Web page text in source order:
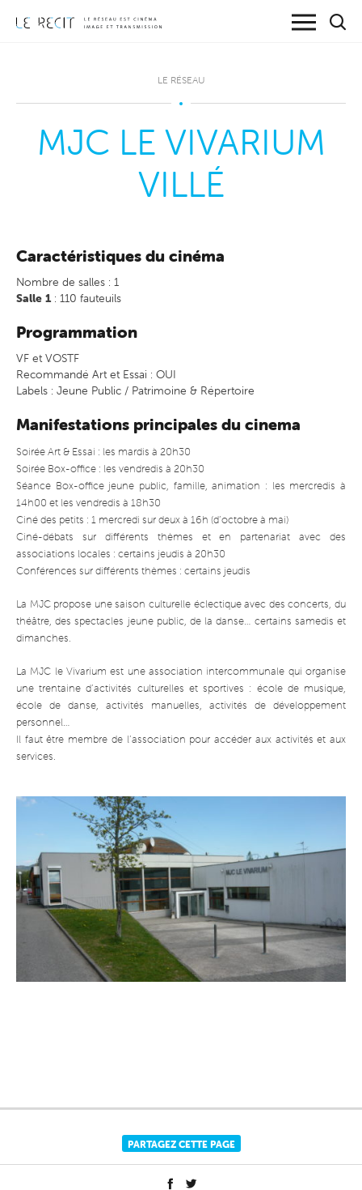
LE RÉSEAU
MJC LE VIVARIUM
VILLÉ
Caractéristiques du cinéma
Nombre de salles : 1
Salle 1: 110 fauteuils
Programmation
VF et VOSTF
Recommandé Art et Essai : OUI
Labels : Jeune Public / Patrimoine & Répertoire
Manifestations principales du cinema
Soirée Art & Essai : les mardis à 20h30
Soirée Box-office : les vendredis à 20h30
Séance Box-office jeune public, famille, animation : les mercredis à
14h00 et les vendredis à 18h30
Ciné des petits : 1 mercredi sur deux à 16h (d’octobre à mai)
Ciné-débats sur différents thèmes et en partenariat avec des
associations locales : certains jeudis à 20h30
Conférences sur différents thèmes : certains jeudis
La MJC propose une saison culturelle éclectique avec des concerts, du
théâtre, des spectacles jeune public, de la danse… certains samedis et
dimanches.
La MJC le Vivarium est une association intercommunale qui organise
une trentaine d’activités culturelles et sportives : école de musique,
école de danse, activités manuelles, activités de développement
personnel…
Il faut être membre de l’association pour accéder aux activités et aux
services.
PARTAGEZ CETTE PAGE